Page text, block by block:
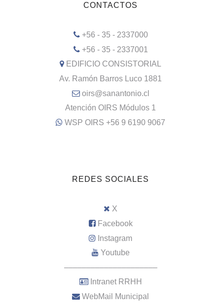
CONTACTOS
+56 - 35 - 2337000
+56 - 35 - 2337001
EDIFICIO CONSISTORIAL
Av. Ramón Barros Luco 1881
oirs@sanantonio.cl
Atención OIRS Módulos 1
WSP OIRS +56 9 6190 9067
REDES SOCIALES
X
Facebook
Instagram
Youtube
–––––––––––––––––––––
Intranet RRHH
WebMail Municipal